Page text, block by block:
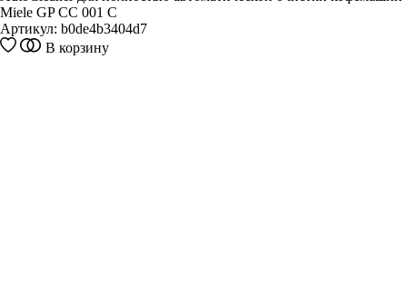
Miele GP CC 001 C
Артикул: b0de4b3404d7
В корзину